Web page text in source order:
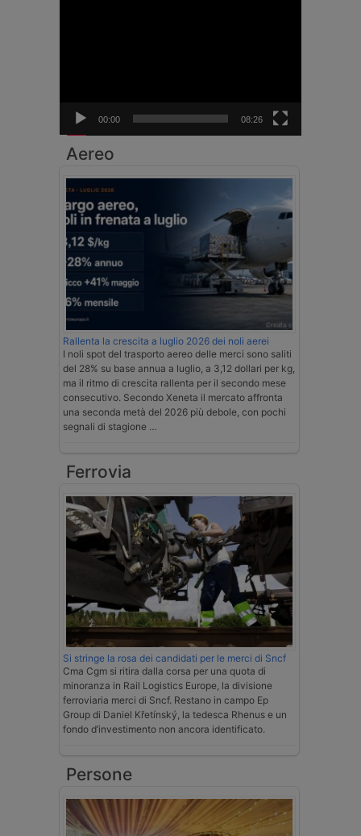
00:00 08:26
Aereo
Rallenta la crescita a luglio 2026 dei noli aerei
I noli spot del trasporto aereo delle merci sono saliti
del 28% su base annua a luglio, a 3,12 dollari per kg,
ma il ritmo di crescita rallenta per il secondo mese
consecutivo. Secondo Xeneta il mercato affronta
una seconda metà del 2026 più debole, con pochi
segnali di stagione …
Ferrovia
Si stringe la rosa dei candidati per le merci di Sncf
Cma Cgm si ritira dalla corsa per una quota di
minoranza in Rail Logistics Europe, la divisione
ferroviaria merci di Sncf. Restano in campo Ep
Group di Daniel Křetínský, la tedesca Rhenus e un
fondo d’investimento non ancora identificato.
Persone